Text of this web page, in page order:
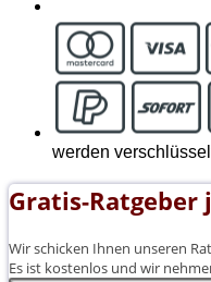
werden
Gratis-Ratgeber
Wir schicken Ihnen unseren
Es ist kostenlos und wir